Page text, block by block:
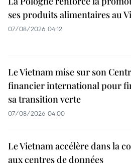
ses produits alimentaires au
07/08/2026 04:12
Le Vietnam mise sur son
financier international pour
sa transition verte
07/08/2026 04:00
Le Vietnam accélère dans la
aux centres de données